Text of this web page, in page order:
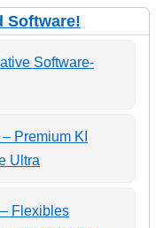
Software!
Software-
Premium KI
Ultra
Flexibles